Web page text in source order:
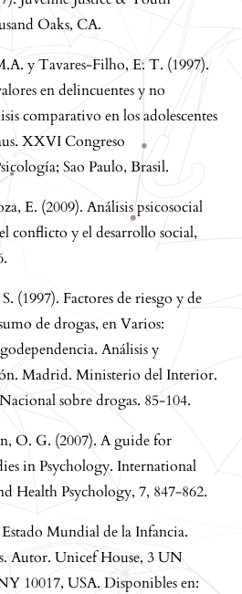
Oaks, CA.
y Tavares-Filho, E. T. (1997).
en delincuentes y no
comparativo en los adolescentes
XXVI Congreso
Sao Paulo, Brasil.
E. (2009). Análisis psicosocial
conflicto y el desarrollo social,
(1997). Factores de riesgo y de
de drogas, en Varios:
Análisis y
Madrid. Ministerio del Interior.
sobre drogas. 85-104.
O. G. (2007). A guide for
in Psychology. International
Health Psychology, 7, 847-862.
Mundial de la Infancia.
Autor. Unicef House, 3 UN
10017, USA. Disponibles en: